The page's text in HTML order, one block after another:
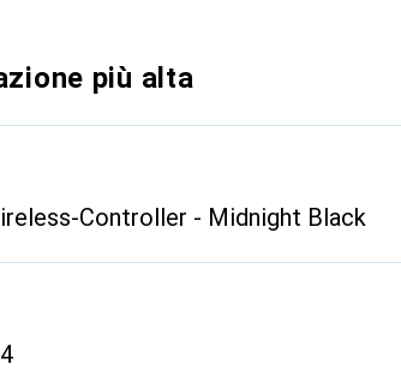
più alta
Controller - Midnight Black